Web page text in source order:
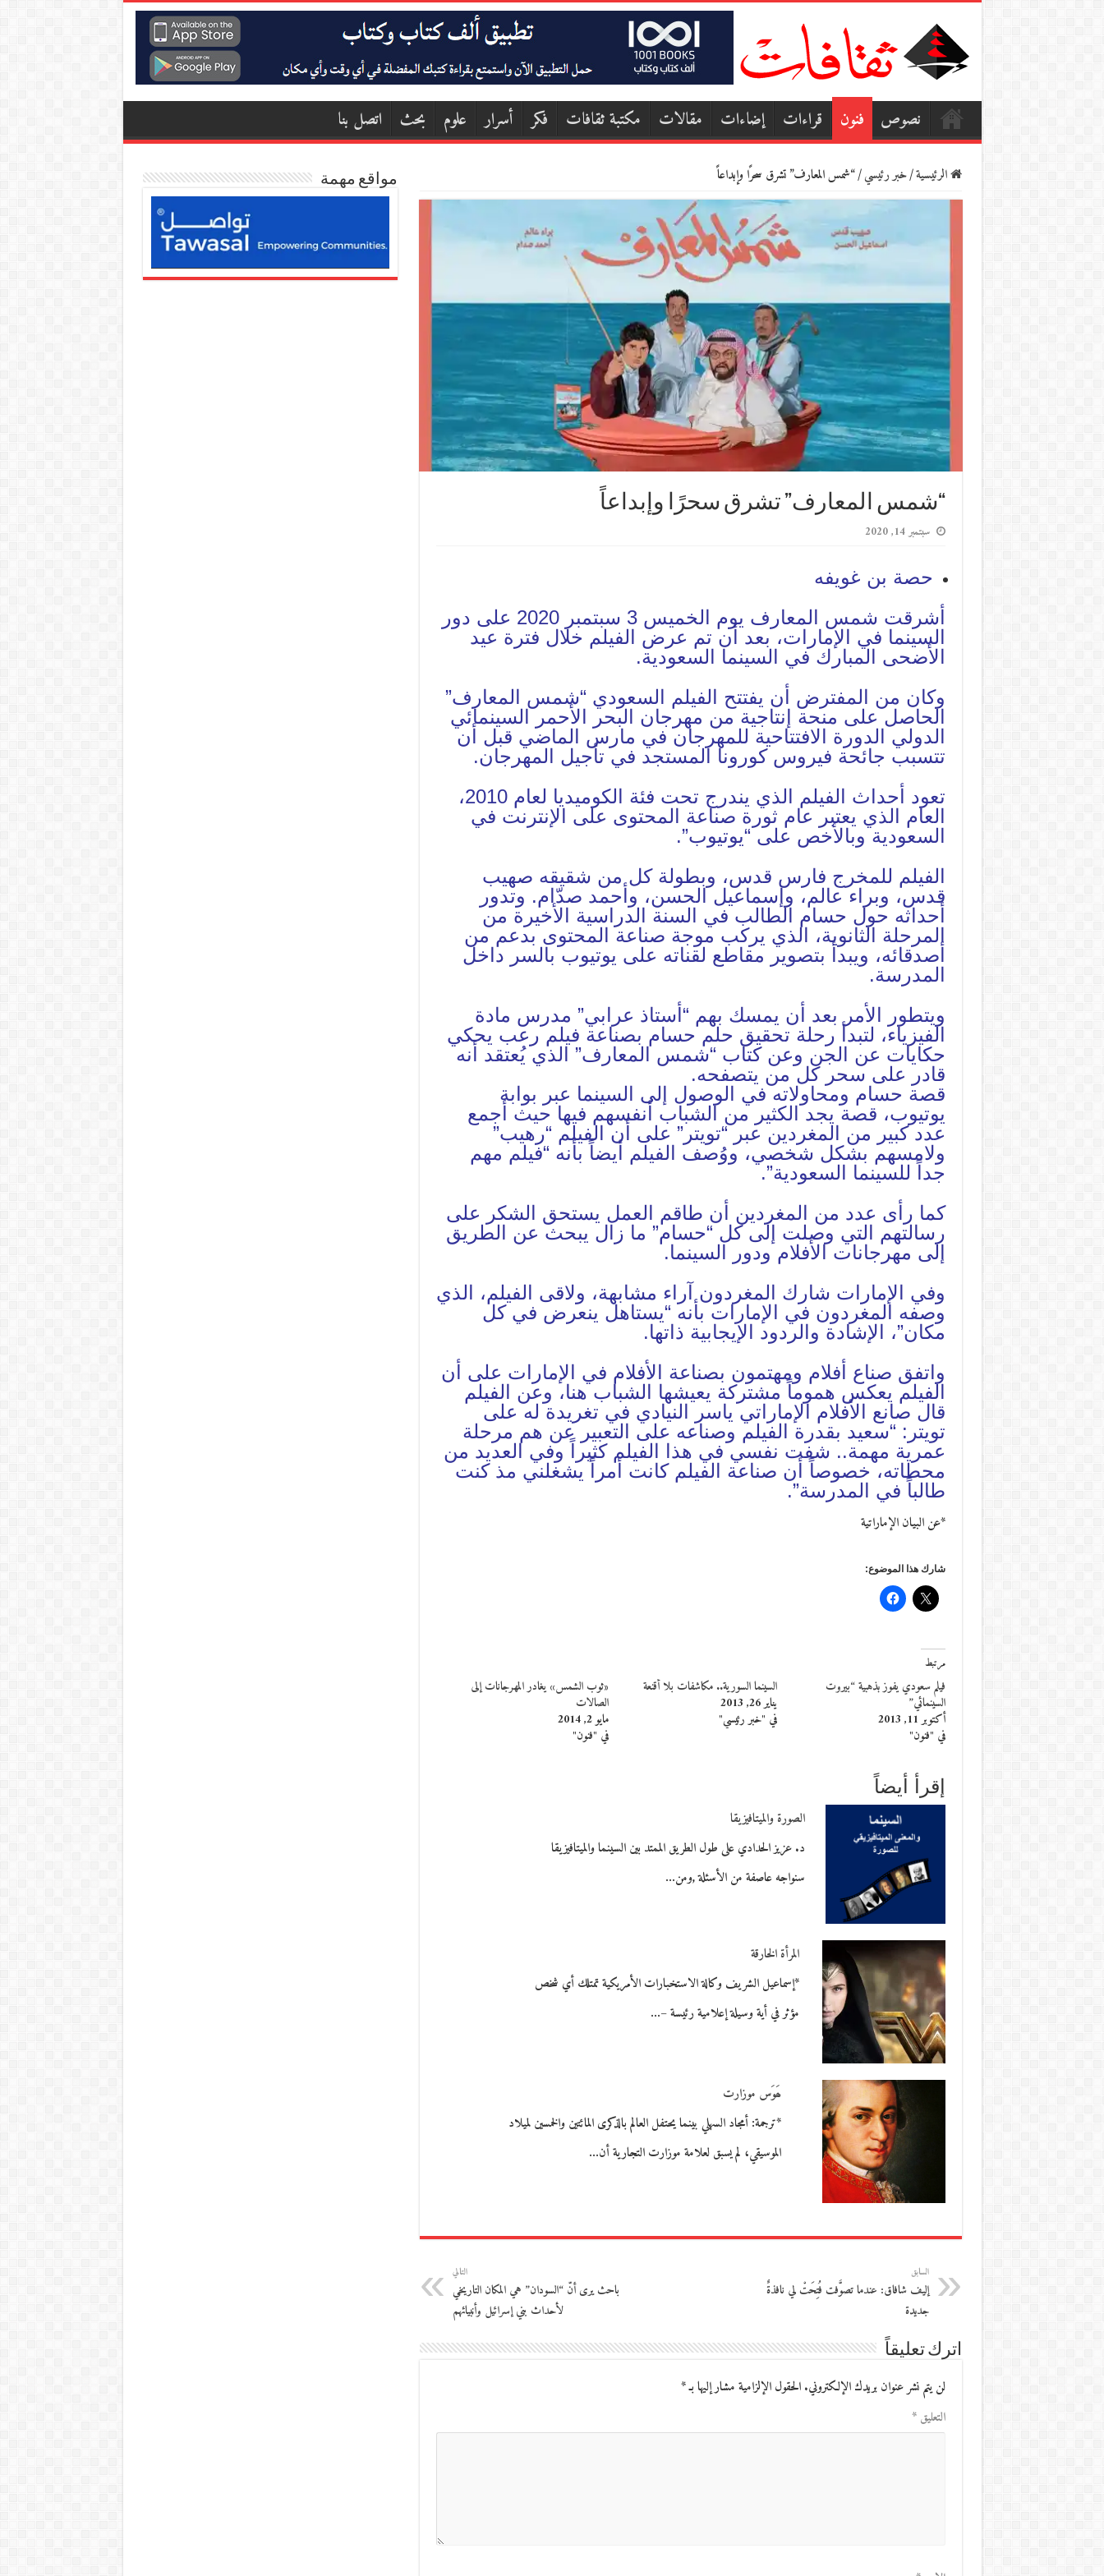
نصوص فنون قراءات إضاءات مقالات مكتبة ثقافات فكر أسرار علوم بحث اتصل بنا
الرئيسية/خبر رئيسي/“شمس المعارف” تشرق سحرًا وإبداعاً
“شمس المعارف” تشرق سحرًا وإبداعاً
سبتمبر 14, 2020
حصة بن غويفه
أشرقت شمس المعارف يوم الخميس 3 سبتمبر 2020 على دور
السينما في الإمارات، بعد أن تم عرض الفيلم خلال فترة عيد
الأضحى المبارك في السينما السعودية.
وكان من المفترض أن يفتتح الفيلم السعودي “شمس المعارف”
الحاصل على منحة إنتاجية من مهرجان البحر الأحمر السينمائي
الدولي الدورة الافتتاحية للمهرجان في مارس الماضي قبل أن
تتسبب جائحة فيروس كورونا المستجد في تأجيل المهرجان.
تعود أحداث الفيلم الذي يندرج تحت فئة الكوميديا لعام 2010،
العام الذي يعتبر عام ثورة صناعة المحتوى على الإنترنت في
السعودية وبالأخص على “يوتيوب”.
الفيلم للمخرج فارس قدس، وبطولة كل من شقيقه صهيب
قدس، وبراء عالم، وإسماعيل الحسن، وأحمد صدّام. وتدور
أحداثه حول حسام الطالب في السنة الدراسية الأخيرة من
المرحلة الثانوية، الذي يركب موجة صناعة المحتوى بدعم من
أصدقائه، ويبدأ بتصوير مقاطع لقناته على يوتيوب بالسر داخل
المدرسة.
ويتطور الأمر بعد أن يمسك بهم “أستاذ عرابي” مدرس مادة
الفيزياء، لتبدأ رحلة تحقيق حلم حسام بصناعة فيلم رعب يحكي
حكايات عن الجن وعن كتاب “شمس المعارف” الذي يُعتقد أنه
قادر على سحر كل من يتصفحه.
قصة حسام ومحاولاته في الوصول إلى السينما عبر بوابة
يوتيوب، قصة يجد الكثير من الشباب أنفسهم فيها حيث أجمع
عدد كبير من المغردين عبر “تويتر” على أن الفيلم “رهيب”
ولامسهم بشكل شخصي، ووُصف الفيلم أيضاً بأنه “فيلم مهم
جداً للسينما السعودية”.
كما رأى عدد من المغردين أن طاقم العمل يستحق الشكر على
رسالتهم التي وصلت إلى كل “حسام” ما زال يبحث عن الطريق
إلى مهرجانات الأفلام ودور السينما.
وفي الإمارات شارك المغردون آراء مشابهة، ولاقى الفيلم، الذي
وصفه المغردون في الإمارات بأنه “يستاهل ينعرض في كل
مكان”، الإشادة والردود الإيجابية ذاتها.
واتفق صناع أفلام ومهتمون بصناعة الأفلام في الإمارات على أن
الفيلم يعكس هموماً مشتركة يعيشها الشباب هنا، وعن الفيلم
قال صانع الأفلام الإماراتي ياسر النيادي في تغريدة له على
تويتر: “سعيد بقدرة الفيلم وصناعه على التعبير عن هم مرحلة
عمرية مهمة.. شفت نفسي في هذا الفيلم كثيراً وفي العديد من
محطاته، خصوصاً أن صناعة الفيلم كانت أمراً يشغلني مذ كنت
طالباً في المدرسة”.
*عن البيان الإماراتية
شارك هذا الموضوع:
مرتبط
فيلم سعودي يفوز بذهبية “بيروت
السينمائي”
أكتوبر 11, 2013
في "فنون"
السينما السورية.. مكاشفات بلا أقنعة
يناير 26, 2013
في "خبر رئيسي"
«ثوب الشمس» يغادر المهرجانات إلى
الصالات
مايو 2, 2014
في "فنون"
إقرأ أيضاً
الصورة والميتافيزيقا
د. عزيز الحدادي على طول الطريق الممتد بين السينما والميتافيزيقا
سنواجه عاصفة من الأسئلة ,ومن…
المرأة الخارقة
*إسماعيل الشريف وكالة الاستخبارات الأمريكية تمتلك أي شخص
مؤثر في أية وسيلة إعلامية رئيسة –…
ھَوَس موزارت
*ترجمة: أمجاد السهلي بینما یحتفل العالم بالذكرى المائتين والخمسين لميلاد
الموسيقي، لم يسبق لعلامة موزارت التجارية أن…
السابق
إليف شافاق: عندما تصوَّفت فُتِحَتْ لي نافذةٌ
جديدة
التالي
باحث يرى أنّ “السودان” هي المكان التاريخي
لأحداث بني إسرائيل وأنبيائهم
اترك تعليقاً
لن يتم نشر عنوان بريدك الإلكتروني. الحقول الإلزامية مشار إليها بـ*
التعليق*
مواقع مهمة